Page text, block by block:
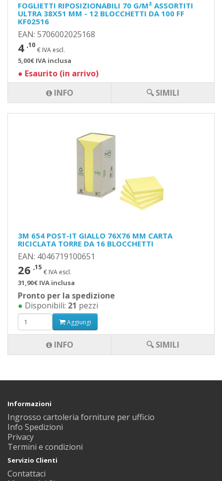
3M 654 POST-IT GIALLO 76X76 MM CARTA
RICICLATA TORRE DA 16 BLOCCHETTI
EAN: 4046719100651
26 ,15
€ IVA escl.
31,90€ IVA inclusa
Pronto per la spedizione
● Disponibili: 21 pezzi
Aggiungi
INFO 🔍 SIMILI
FOGLIETTI RIPOSIZIONABILI 70 G/M² ASSORTITI
ULTRA 38X51 MM - 12 BLOCCHETTI DA 100 FF
KF02516
EAN: 5706002025168
4 ,10
€ IVA escl.
5,00€ IVA inclusa
● Esaurito (in arrivo)
INFO
🔍 SIMILI
Informazioni
Ingrosso cartoleria forniture per ufficio
Info Spedizioni
Privacy
Termini e condizioni
Servizio Clienti
Contattaci